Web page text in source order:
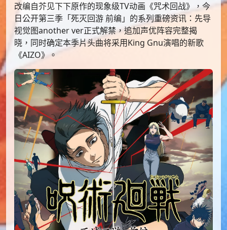
改编自芥见下下原作的现象级TV动画《咒术回战》，今
日公开第三季「死灭回游 前编」的系列重磅资讯：先导
视觉图another ver正式解禁，追加声优阵容完整揭
晓，同时确定本季片头曲将采用King Gnu演唱的新歌
《AIZO》。